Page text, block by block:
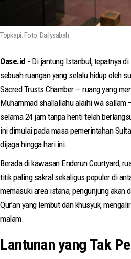
Topkapi. Foto: Dailysabah
Oase.id - Di jantung Istanbul, tepatnya di
sebuah ruangan yang selalu hidup oleh
Sacred Trusts Chamber — ruang yang
Muhammad shallallahu alaihi wa sallam
selama 24 jam tanpa henti telah
ini dimulai pada masa pemerintahan
dijaga hingga hari ini.
Berada di kawasan Enderun Courtyard,
titik paling sakral sekaligus populer di
memasuki area istana, pengunjung akan
Qur’an yang lembut dan khusyuk,
malam.
Lantunan yang Tak